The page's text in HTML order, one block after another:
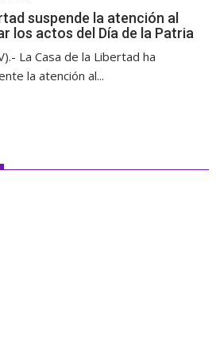
suspende la atención al
los actos del Día de la Patria
La Casa de la Libertad ha
la atención al...